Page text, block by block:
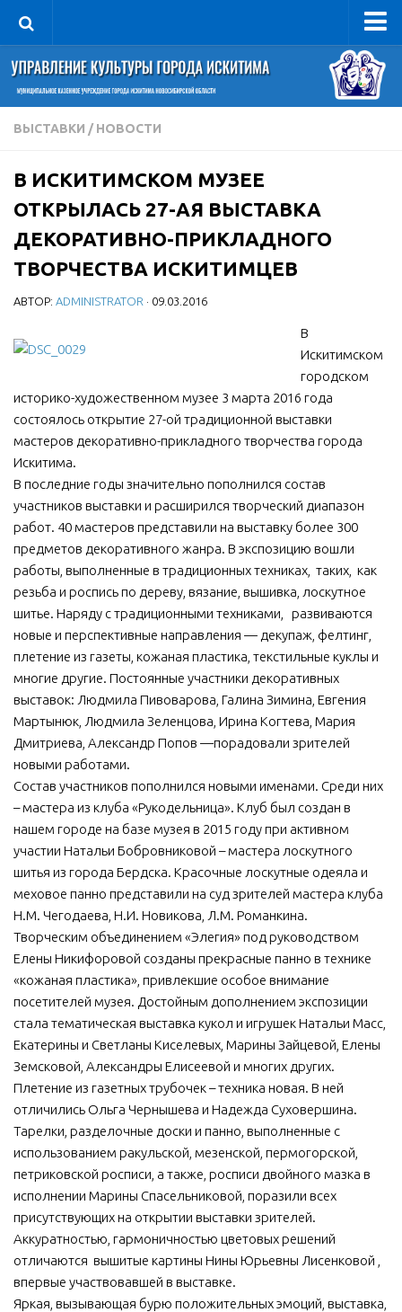
Управление
Руководитель
Сведения об организации
Книга почета культуры
Фотогалерея
Документы
Учредительные документы
Правовая база
Учреждения культуры
МБУ Дом культуры «Молодость»
МБОУ ДО «Детская школа искусств»
МБОУ ДО «Детская музыкальная школа»
МБУК «Искитимский городской историко-художественный
МБУ Парк культуры и отдыха им. И.В. Коротеева
МБУК «Централизованная библиотечная система»
ДК «Россия»
Афиша
Независимая оценка качества
Контакты
ВЫСТАВКИ / НОВОСТИ
В ИСКИТИМСКОМ МУЗЕЕ
ОТКРЫЛАСЬ 27-АЯ ВЫСТАВКА
ДЕКОРАТИВНО-ПРИКЛАДНОГО
ТВОРЧЕСТВА ИСКИТИМЦЕВ
АВТОР: ADMINISTRATOR · 09.03.2016
В
Искитимском
городском
историко-художественном музее 3 марта 2016 года
состоялось открытие 27-ой традиционной выставки
мастеров декоративно-прикладного творчества города
Искитима.
В последние годы значительно пополнился состав
участников выставки и расширился творческий диапазон
работ. 40 мастеров представили на выставку более 300
предметов декоративного жанра. В экспозицию вошли
работы, выполненные в традиционных техниках, таких, как
резьба и роспись по дереву, вязание, вышивка, лоскутное
шитье. Наряду с традиционными техниками, развиваются
новые и перспективные направления — декупаж, фелтинг,
плетение из газеты, кожаная пластика, текстильные куклы и
многие другие. Постоянные участники декоративных
выставок: Людмила Пивоварова, Галина Зимина, Евгения
Мартынюк, Людмила Зеленцова, Ирина Когтева, Мария
Дмитриева, Александр Попов —порадовали зрителей
новыми работами.
Состав участников пополнился новыми именами. Среди них
– мастера из клуба «Рукодельница». Клуб был создан в
нашем городе на базе музея в 2015 году при активном
участии Натальи Бобровниковой – мастера лоскутного
шитья из города Бердска. Красочные лоскутные одеяла и
меховое панно представили на суд зрителей мастера клуба
Н.М. Чегодаева, Н.И. Новикова, Л.М. Романкина.
Творческим объединением «Элегия» под руководством
Елены Никифоровой созданы прекрасные панно в технике
«кожаная пластика», привлекшие особое внимание
посетителей музея. Достойным дополнением экспозиции
стала тематическая выставка кукол и игрушек Натальи Масс,
Екатерины и Светланы Киселевых, Марины Зайцевой, Елены
Земсковой, Александры Елисеевой и многих других.
Плетение из газетных трубочек – техника новая. В ней
отличились Ольга Чернышева и Надежда Суховершина.
Тарелки, разделочные доски и панно, выполненные с
использованием ракульской, мезенской, пермогорской,
петриковской росписи, а также, росписи двойного мазка в
исполнении Марины Спасельниковой, поразили всех
присутствующих на открытии выставки зрителей.
Аккуратностью, гармоничностью цветовых решений
отличаются вышитые картины Нины Юрьевны Лисенковой ,
впервые участвовавшей в выставке.
Яркая, вызывающая бурю положительных эмоций, выставка,